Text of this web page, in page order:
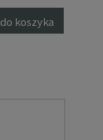
do koszyka